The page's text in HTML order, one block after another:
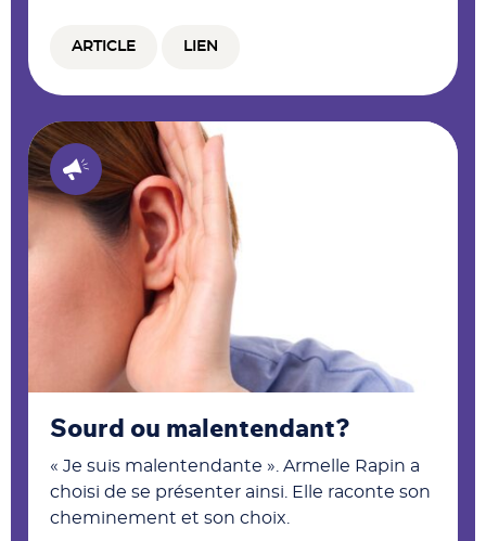
ARTICLE LIEN
Sourd ou malentendant?
« Je suis malentendante ». Armelle Rapin a
choisi de se présenter ainsi. Elle raconte son
cheminement et son choix.